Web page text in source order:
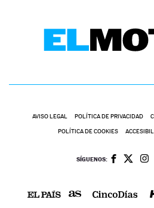
AVISO LEGAL POLÍTICA DE PRIVACIDAD
POLÍTICA DE COOKIES
SÍGUENOS: